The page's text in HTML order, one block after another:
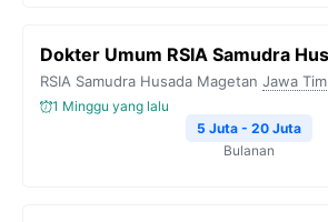
Dokter Umum RSIA Samudra
RSIA Samudra Husada Magetan Jawa
1 Minggu yang lalu
5 Juta - 20 Juta
Bulanan